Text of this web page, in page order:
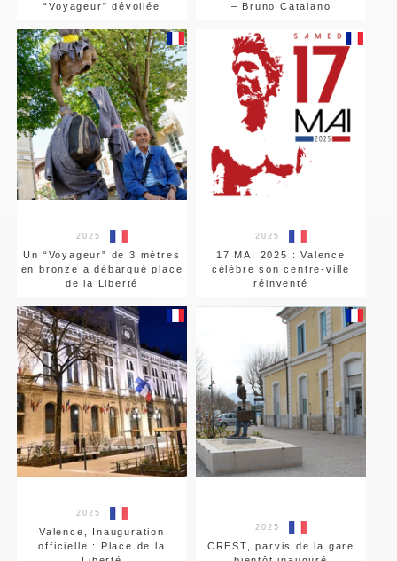
“Voyageur” dévoilée
– Bruno Catalano
2025
Un “Voyageur” de 3 mètres
en bronze a débarqué place
de la Liberté
2025
17 MAI 2025 : Valence
célèbre son centre-ville
réinventé
2025
Valence, Inauguration
officielle : Place de la
2025
CREST, parvis de la gare